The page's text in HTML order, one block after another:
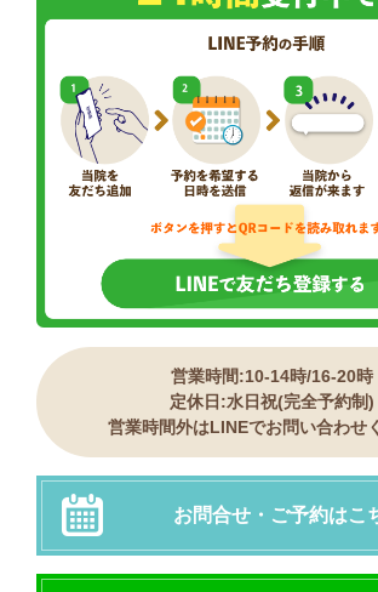
営業時間:10-14時/16-20時
定休日:水日祝(完全予約制)
営業時間外はLINEでお問い合わせ
お問合せ・ご予約はこ